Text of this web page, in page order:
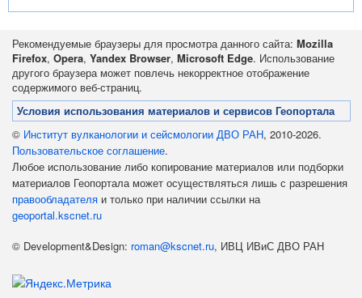
Рекомендуемые браузеры для просмотра данного сайта: Mozilla
Firefox, Opera, Yandex Browser, Microsoft Edge. Использование
другого браузера может повлечь некорректное отображение
содержимого веб-страниц.
Условия использования материалов и сервисов Геопортала
© Институт вулканологии и сейсмологии ДВО РАН, 2010-2026.
Пользовательское соглашение.
Любое использование либо копирование материалов или подборки
материалов Геопортала может осуществляться лишь с разрешения
правообладателя и только при наличии ссылки на
geoportal.kscnet.ru
© Development&Design: roman@kscnet.ru, ИВЦ ИВиС ДВО РАН